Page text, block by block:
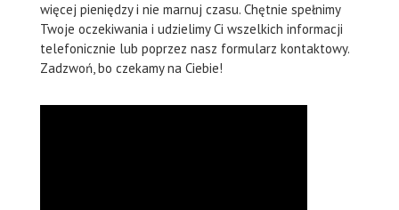
więcej pieniędzy i nie marnuj czasu. Chętnie spełnimy
Twoje oczekiwania i udzielimy Ci wszelkich informacji
telefonicznie lub poprzez nasz formularz kontaktowy.
Zadzwoń, bo czekamy na Ciebie!